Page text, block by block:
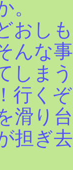
。
おし
んな
しま
行く
滑り
担ぎ